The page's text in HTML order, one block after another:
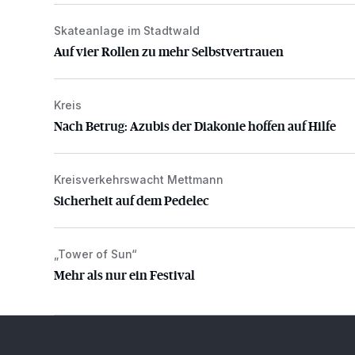
Auf vier Rollen zu mehr Selbstvertrauen
Skateanlage im Stadtwald
Auf vier Rollen zu mehr Selbstvertrauen
Nach Betrug: Azubis der Diakonie hoffen auf Hilfe
Kreis
Nach Betrug: Azubis der Diakonie hoffen auf Hilfe
Sicherheit auf dem Pedelec
Kreisverkehrswacht Mettmann
Sicherheit auf dem Pedelec
Mehr als nur ein Festival
„Tower of Sun“
Mehr als nur ein Festival